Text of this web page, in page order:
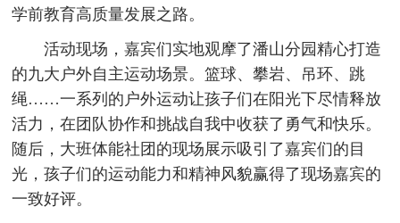
学前教育高质量发展之路。
活动现场，嘉宾们实地观摩了潘山分园精心打造
的九大户外自主运动场景。篮球、攀岩、吊环、跳
绳……一系列的户外运动让孩子们在阳光下尽情释放
活力，在团队协作和挑战自我中收获了勇气和快乐。
随后，大班体能社团的现场展示吸引了嘉宾们的目
光，孩子们的运动能力和精神风貌赢得了现场嘉宾的
一致好评。